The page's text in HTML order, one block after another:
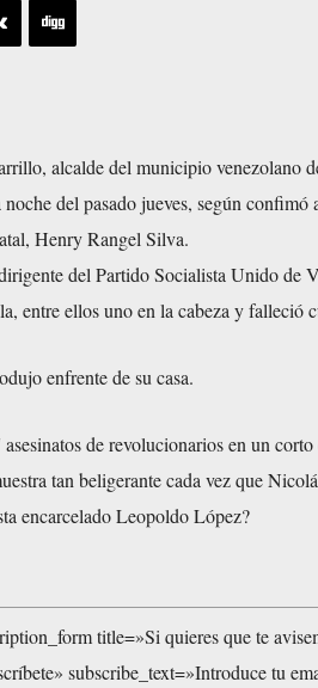
alcalde del municipio venezolano
noche del pasado jueves, según
Henry Rangel Silva.
del Partido Socialista Unido de
entre ellos uno en la cabeza y falleció
enfrente de su casa.
de revolucionarios en un
tan beligerante cada vez que
encarcelado Leopoldo López?
title=»Si quieres que te
subscribe_text=»Introduce tu